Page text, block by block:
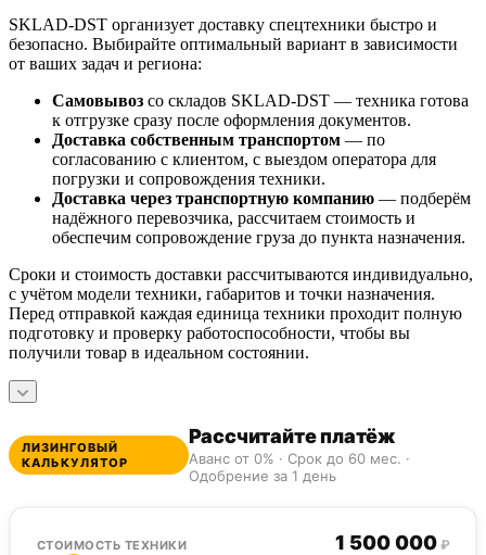
SKLAD-DST организует доставку спецтехники быстро и
безопасно. Выбирайте оптимальный вариант в зависимости
от ваших задач и региона:
Самовывоз со складов SKLAD-DST — техника готова
к отгрузке сразу после оформления документов.
Доставка собственным транспортом — по
согласованию с клиентом, с выездом оператора для
погрузки и сопровождения техники.
Доставка через транспортную компанию — подберём
надёжного перевозчика, рассчитаем стоимость и
обеспечим сопровождение груза до пункта назначения.
Сроки и стоимость доставки рассчитываются индивидуально,
с учётом модели техники, габаритов и точки назначения.
Перед отправкой каждая единица техники проходит полную
подготовку и проверку работоспособности, чтобы вы
получили товар в идеальном состоянии.
ЛИЗИНГОВЫЙ
КАЛЬКУЛЯТОР
Рассчитайте платёж
Аванс от 0% · Срок до 60 мес. ·
Одобрение за 1 день
СТОИМОСТЬ ТЕХНИКИ 1 500 000 ₽